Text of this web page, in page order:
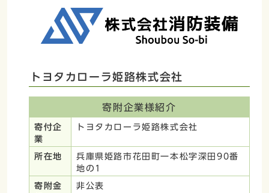
トヨタカローラ姫路株式会社
寄附企業様紹介
寄付企
業
トヨタカローラ姫路株式会社
所在地
兵庫県姫路市花田町一本松字深田90番
地の1
寄附金
非公表